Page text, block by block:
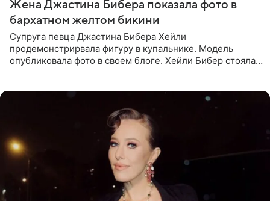
Жена Джастина Бибера показала фото в
бархатном желтом бикини
Супруга певца Джастина Бибера Хейли
продемонстрирвала фигуру в купальнике. Модель
опубликовала фото в своем блоге. Хейли Бибер стояла